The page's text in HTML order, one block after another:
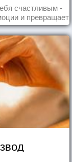
счастливым -
и превращает